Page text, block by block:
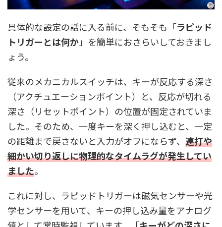
具体的な設定の話に入る前に、そもそも「ラピッド
トリガーとは何か」を簡単におさらいしておきまし
ょう。
従来のメカニカルスイッチは、キーが反応する深さ
（アクチュエーションポイント）と、反応が切れる
深さ（リセットポイント）の位置が固定されていま
した。そのため、一度キーを深く押し込むと、一定
の距離まで戻さないと入力がオフにならず、 連打や
細かい切り返しに物理的なタイムラグが発生してい
ました。
これに対し、ラピッドトリガーは磁気センサーや光
学センサーを用いて、キーの押し込み量をアナログ